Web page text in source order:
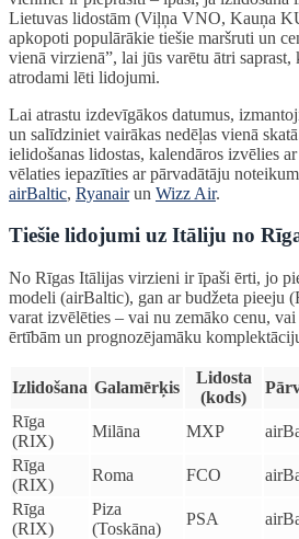
Lietuvas lidostām (Viļņa VNO, Kauņa
apkopoti populārākie tiešie maršruti un
vienā virzienā”, lai jūs varētu ātri
atrodami lēti lidojumi.
Lai atrastu izdevīgākos datumus,
un salīdziniet vairākas nedēļas vienā
ielidošanas lidostas, kalendāros izvēlies
vēlaties iepazīties ar pārvadātāju
airBaltic, Ryanairun Wizz Air.
Tiešie lidojumi uz Itāliju no
No Rīgas Itālijas virzieni ir īpaši ērti, jo
modeli (airBaltic), gan ar budžeta pieeju
varat izvēlēties – vai nu zemāko cenu,
ērtībām un prognozējamāku
Izlidošana Galamērķis
Lidosta
(kods)
Rīga
(RIX)
Milāna MXP
Rīga
(RIX)
Roma FCO
Rīga
(RIX)
Piza
(Toskāna)
PSA